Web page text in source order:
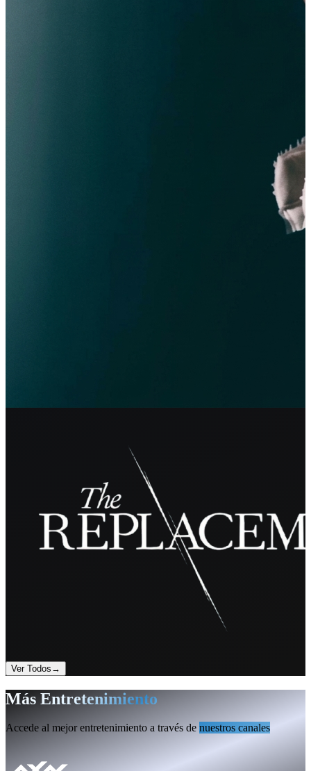
Ver Todos →
Más Entretenimiento
Accede al mejor entretenimiento a través de nuestros canales